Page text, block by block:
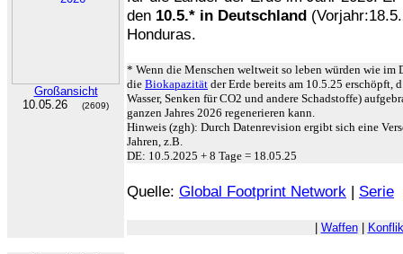
Großansicht
10.05.26
(2609)
den 10.5.* in Deutschland
Honduras.
* Wenn die Menschen weltweit so leben würden wie im
die Biokapazität der Erde bereits am 10.5.25 erschöpft,
Wasser, Senken für CO2 und andere Schadstoffe)
ganzen Jahres 2026 regenerieren kann.
Hinweis (zgh): Durch Datenrevision ergibt sich eine
Jahren, z.B.
DE: 10.5.2025 + 8 Tage = 18.05.25
Quelle: Global Footprint Network | Serie
Waffen|